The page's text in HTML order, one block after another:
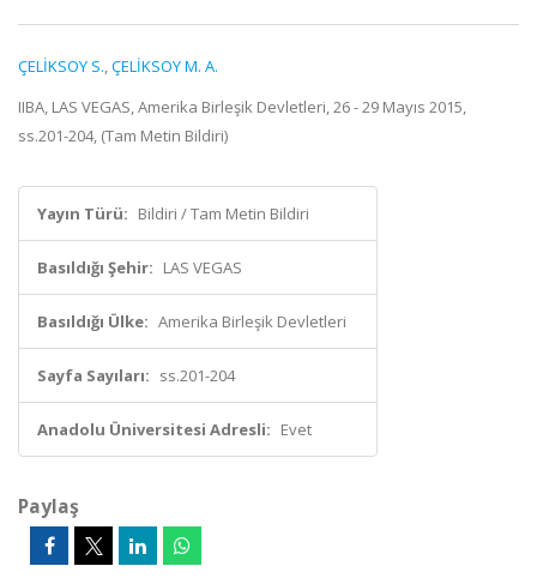
ÇELİKSOY S.,ÇELİKSOY M. A.
IIBA, LAS VEGAS, Amerika Birleşik Devletleri, 26 - 29 Mayıs 2015,
ss.201-204, (Tam Metin Bildiri)
Yayın Türü: Bildiri / Tam Metin Bildiri
Basıldığı Şehir: LAS VEGAS
Basıldığı Ülke: Amerika Birleşik Devletleri
Sayfa Sayıları: ss.201-204
Anadolu Üniversitesi Adresli: Evet
Paylaş